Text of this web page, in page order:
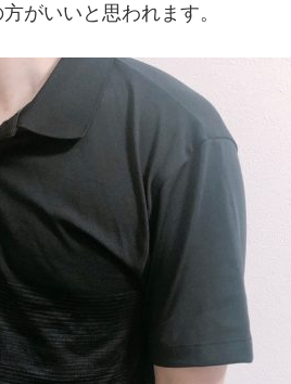
がいいと思われます。